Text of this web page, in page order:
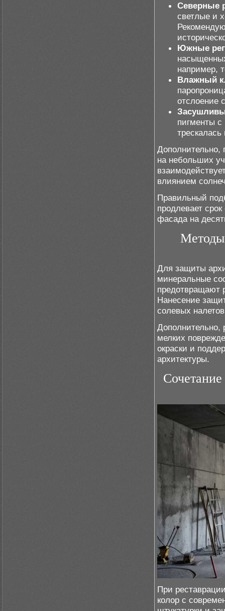
Северные
светлые и
Южные
например,
Влажный
отслоение
пигменты с
Дополнительно,
на небольших
влиянием
Правильный
продлевает
фасада на
Методы
Для защиты
минеральные
предотвращают
Нанесение
солевых
Дополнительно,
мелких
окраски и
архитектуры.
При
колор с